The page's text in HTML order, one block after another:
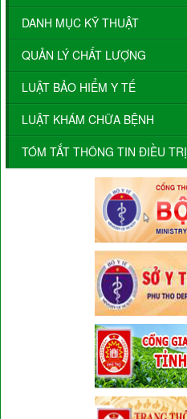
DANH MỤC KỸ THUẬT
QUẢN LÝ CHẤT LƯỢNG
LUẬT BẢO HIỂM Y TẾ
LUẬT KHÁM CHỮA BỆNH
TÓM TẮT THÔNG TIN ĐIỀU TRỊ